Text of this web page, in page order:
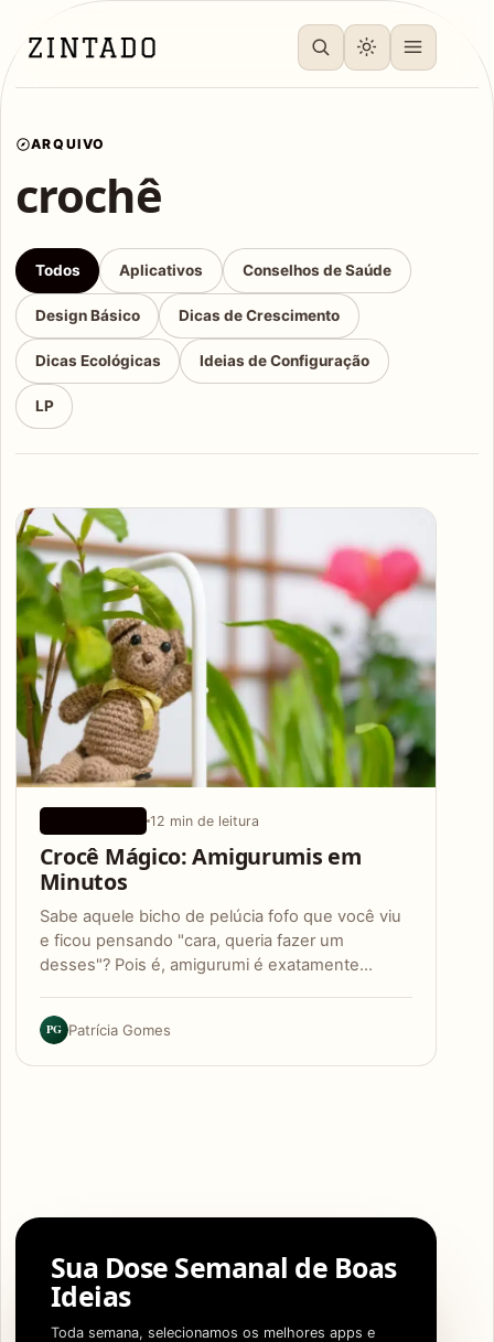
ARQUIVO
crochê
Todos Aplicativos Conselhos de Saúde
Design Básico Dicas de Crescimento
Dicas Ecológicas Ideias de Configuração
LP
Articles
12 min de leitura
Crocê Mágico: Amigurumis em
Minutos
Sabe aquele bicho de pelúcia fofo que você viu
e ficou pensando "cara, queria fazer um
desses"? Pois é, amigurumi é exatamente…
PG Patrícia Gomes
Sua Dose Semanal de Boas
Ideias
Toda semana, selecionamos os melhores apps e